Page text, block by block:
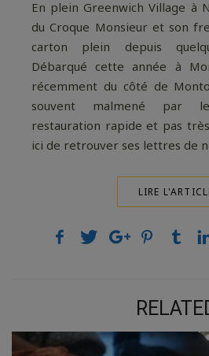
En plein Greenwich Village à
du Croque Monsieur et son
carton plein depuis
Débarqué cette année à
récemment du côté de
souvent malmené par
restauration rapide et pas
ici de retrouver ses lettres de
LIRE